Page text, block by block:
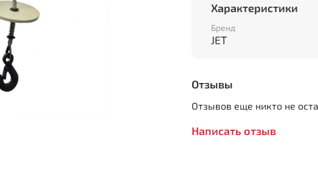
кареткой серии
Удобный выносной
Барабан со
Все тали серии WRH
заводе изготовителе.
конструкции,
Характеристики
Бренд
JET
Отзывы
Отзывов еще никто не
Написать отзыв